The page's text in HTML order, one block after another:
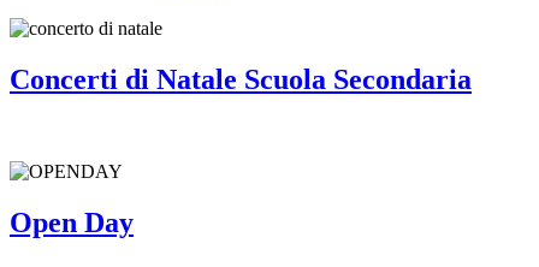
Concerti di Natale Scuola Secondaria
Open Day